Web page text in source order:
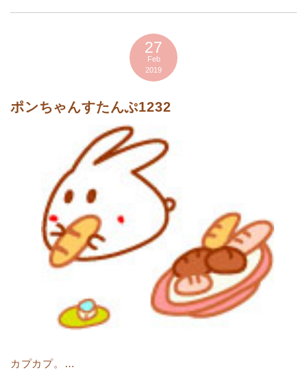
27
Feb
2019
ポンちゃんすたんぷ1232
カプカプ。…